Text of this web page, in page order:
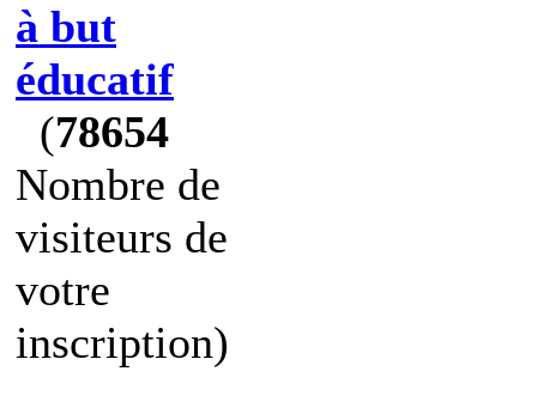
à but
éducatif
(78654
Nombre de
visiteurs de
votre
inscription)